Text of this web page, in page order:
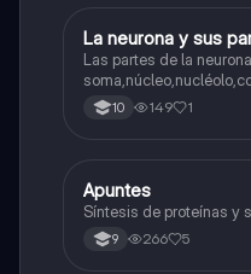
Biologia
La neurona y sus
Las partes de la
mielina,celula
Ranvier,terminal
10 149 1
Biologia
Apuntes
Síntesis de proteínas y
9 266 5